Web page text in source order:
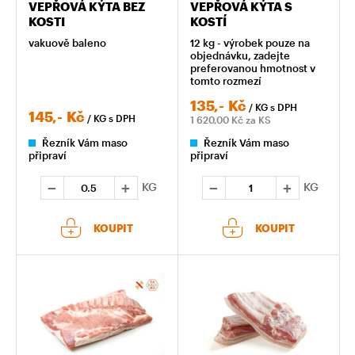
VEPŘOVÁ KÝTA BEZ
KOSTI
vakuově baleno
145,- Kč / KG s DPH
Řezník Vám maso
připraví
KG
KOUPIT
VEPŘOVÁ KÝTA S
KOSTÍ
12 kg - výrobek pouze na
objednávku, zadejte
preferovanou hmotnost v
tomto rozmezí
135,- Kč / KG s DPH
1 620,00 Kč za KS
Řezník Vám maso
připraví
KG
KOUPIT